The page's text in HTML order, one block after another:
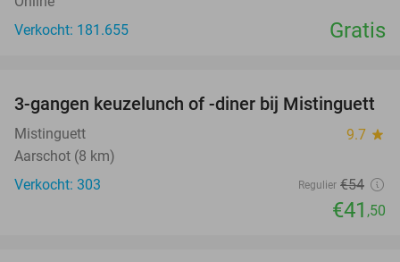
Verkocht: 181.655
Gratis
23%
3-gangen keuzelunch of -diner bij Mistinguett
Mistinguett 9.7 star
Aarschot (8 km)
Verkocht: 303
Regulier €54
€41 ,50